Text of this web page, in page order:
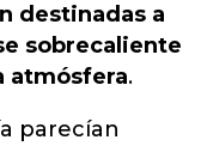
destinadas a
sobrecaliente
atmósfera.
parecían